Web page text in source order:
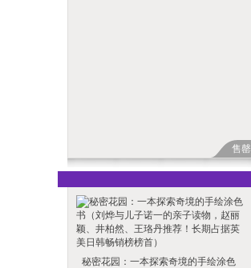
售罄
秘密花园：一本探索奇境的手绘涂色